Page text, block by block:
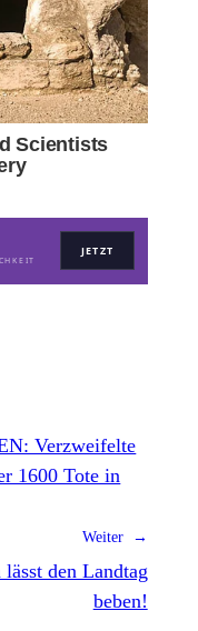
JETZT
Verzweifelte
1600 Tote in
Weiter →
den Landtag
beben!